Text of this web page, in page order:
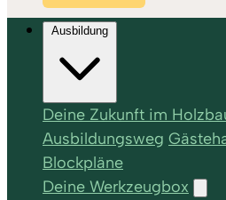
Ausbildung
Deine Zukunft im
Ausbildungsweg
Blockpläne
Deine Werkzeugbox